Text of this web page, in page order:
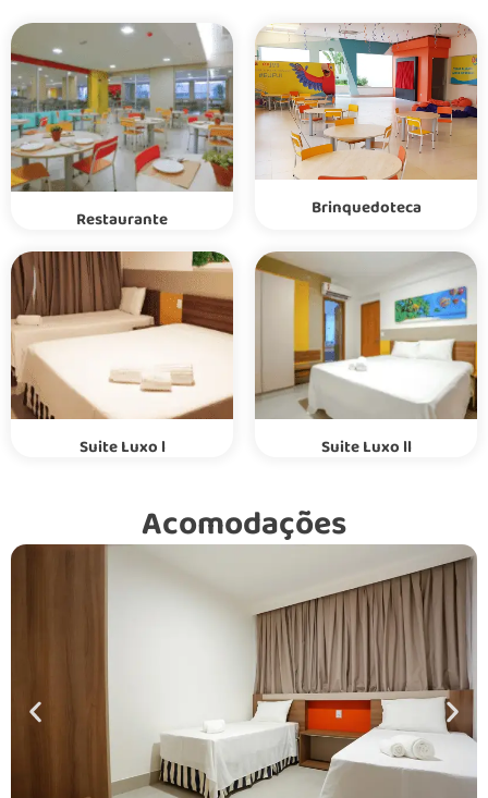
Restaurante Brinquedoteca
Suite Luxo l Suite Luxo ll
Acomodações